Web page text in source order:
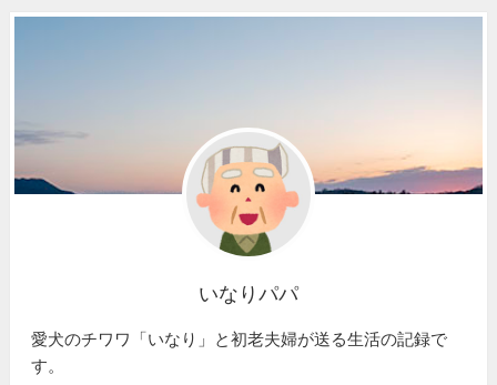
いなりパパ
愛犬のチワワ「いなり」と初老夫婦が送る生活の記録で
す。